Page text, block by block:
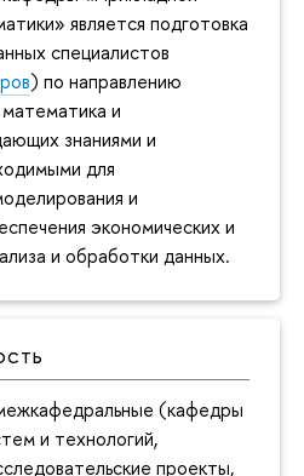
является подготовка
специалистов
) по направлению
и
знаниями и
для
и
экономических и
и обработки данных.
(кафедры
и технологий,
проекты,